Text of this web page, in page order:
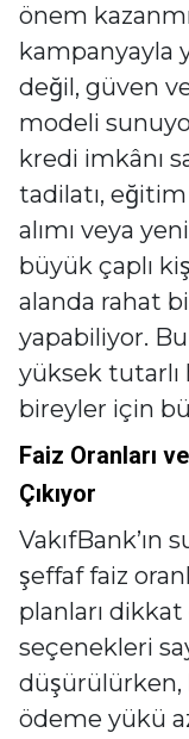
önem
kampanyayla
değil, güven
modeli
kredi imkânı
tadilatı, eğitim
alımı veya
büyük çaplı
alanda rahat
yapabiliyor.
yüksek tutarlı
bireyler için
Faiz Oranları
Çıkıyor
şeffaf faiz
planları
seçenekleri
düşürülürken,
ödeme yükü